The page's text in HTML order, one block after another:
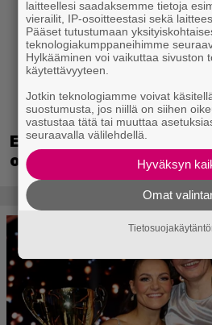
EA myytiin Saudi-
odotetaan
laitteellesi saadaksemme tietoja
vierailit, IP-osoitteestasi sekä
Pääset tutustumaan
teknologiakumppaneihimme
Hylkääminen voi vaikuttaa sivuston
käytettävyyteen.
Jotkin teknologiamme voivat
suostumusta, jos niillä on siihen
vastustaa tätä tai muuttaa
seuraavalla välilehdellä.
Hyväksyn
Omat